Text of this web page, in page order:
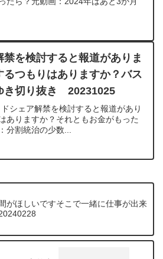
禁を検討すると報道がありま
つもりはありますか？バス
き切り抜き 20231025
シェア解禁を検討すると報道があり
ありますか？それともお金がもった
分割統治の少数...
がほしいですそこで一緒に仕事が出来